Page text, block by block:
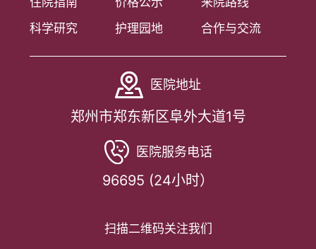
科学研究
护理园地 合作与交流
医院地址
郑州市郑东新区阜外大道1号
医院服务电话
96695 (24小时）
扫描二维码关注我们